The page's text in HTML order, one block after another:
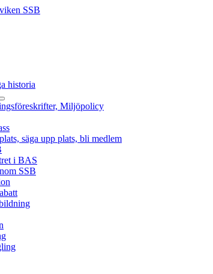
historia
Miljöpolicy
säga upp plats, bli medlem
i BAS
SSB